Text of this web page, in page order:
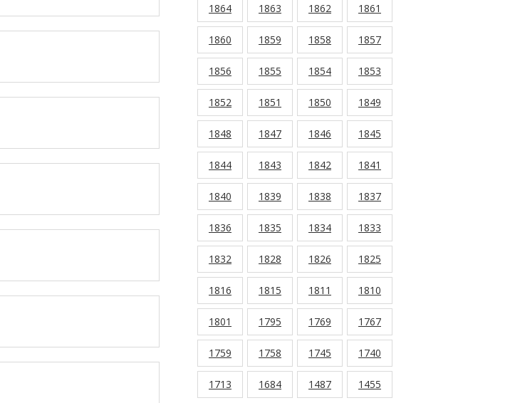
1864 1863 1862 1861
1860 1859 1858 1857
1856 1855 1854 1853
1852 1851 1850 1849
1848 1847 1846 1845
1844 1843 1842 1841
1840 1839 1838 1837
1836 1835 1834 1833
1832 1828 1826 1825
1816 1815 1811 1810
1801 1795 1769 1767
1759 1758 1745 1740
1713 1684 1487 1455